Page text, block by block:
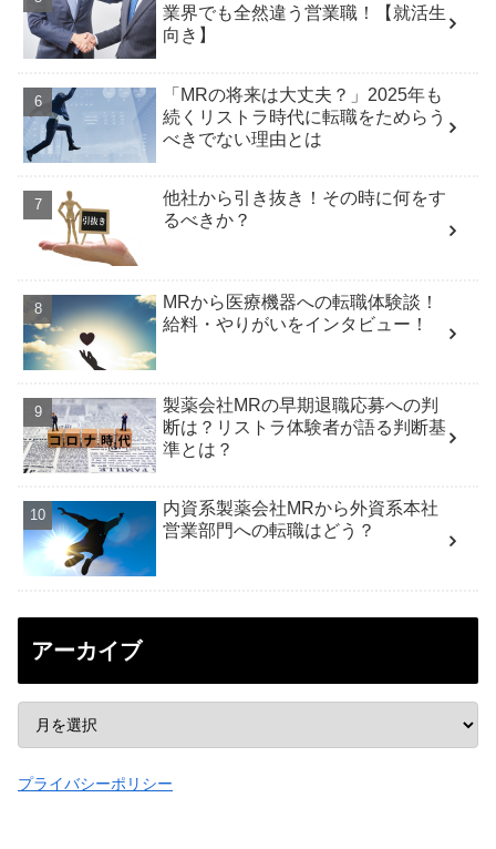
業界でも全然違う営業職！【就活生
向き】
「MRの将来は大丈夫？」2025年も
続くリストラ時代に転職をためらう
べきでない理由とは
他社から引き抜き！その時に何をす
るべきか？
MRから医療機器への転職体験談！
給料・やりがいをインタビュー！
製薬会社MRの早期退職応募への判
断は？リストラ体験者が語る判断基
準とは？
内資系製薬会社MRから外資系本社
営業部門への転職はどう？
アーカイブ
プライバシーポリシー